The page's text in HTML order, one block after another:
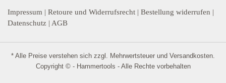
Impressum | Retoure und Widerrufsrecht | Bestellung widerrufen |
Datenschutz | AGB
* Alle Preise verstehen sich zzgl. Mehrwertsteuer und Versandkosten.
Copyright © - Hammertools - Alle Rechte vorbehalten